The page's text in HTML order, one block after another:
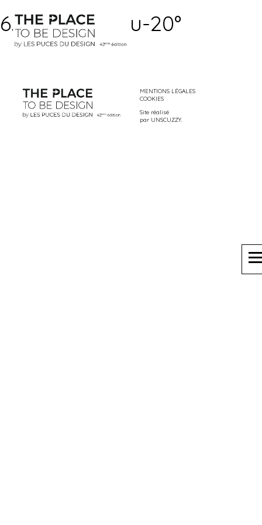
6.la-galerie-du-20°
MENTIONS LÉGALES
COOKIES
Site réalisé
par UNSCUZZY